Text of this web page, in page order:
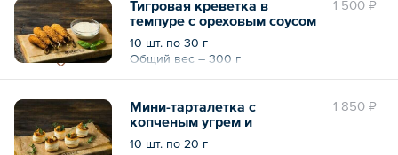
1 500 ₽
Тигровая креветка в
темпуре с ореховым соусом
10 шт. по 30 г
Общий вес – 300 г
1 850 ₽
Мини-тарталетка с
копченым угрем и
сливочным сыром
10 шт. по 20 г